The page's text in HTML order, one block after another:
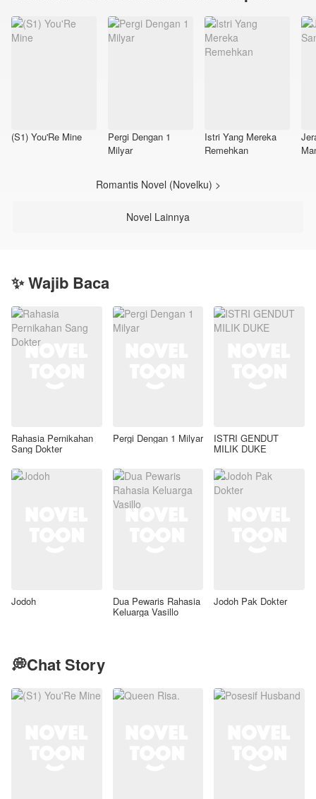
(S1) You'Re Mine
Pergi Dengan 1
Milyar
Istri Yang Mereka
Remehkan
Romantis Novel (Novelku) >
Novel Lainnya
✨ Wajib Baca
Rahasia Pernikahan
Sang Dokter
Pergi Dengan 1 Milyar ISTRI GENDUT
MILIK DUKE
Jodoh Dua Pewaris Rahasia
Keluarga Vasillo
Jodoh Pak Dokter
💭Chat Story